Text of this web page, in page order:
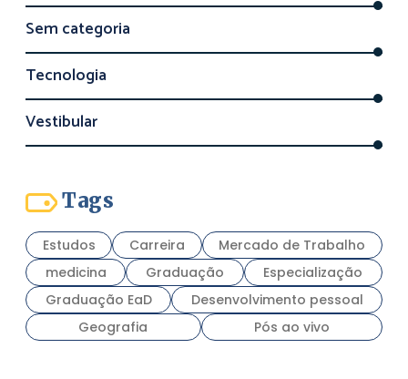
Sem categoria
Tecnologia
Vestibular
Tags
Estudos Carreira
Mercado de Trabalho
medicina
Graduação
Especialização
Graduação EaD
Desenvolvimento pessoal
Geografia
Pós ao vivo